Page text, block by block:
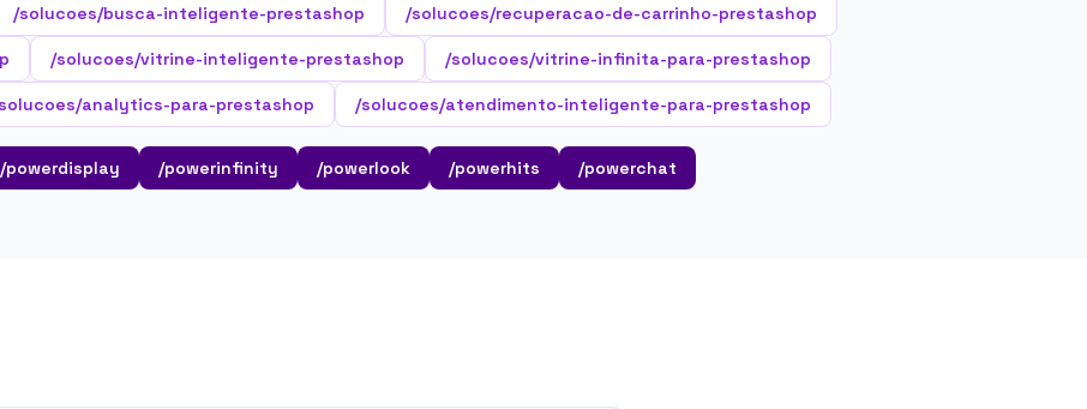
/solucoes/busca-inteligente-prestashop /solucoes/recuperacao-de-carrinho-prestashop
/solucoes/vitrine-inteligente-prestashop /solucoes/vitrine-infinita-para-prestashop
analytics-para-prestashop /solucoes/atendimento-inteligente-para-prestashop
/powerdisplay /powerinfinity /powerlook /powerhits /powerchat